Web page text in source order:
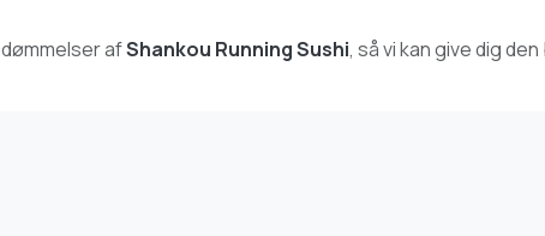
afShankou Running Sushi, så vi kan give dig